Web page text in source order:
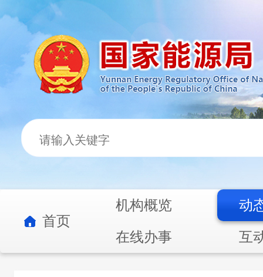
首页
机构概览
动
在线办事
互